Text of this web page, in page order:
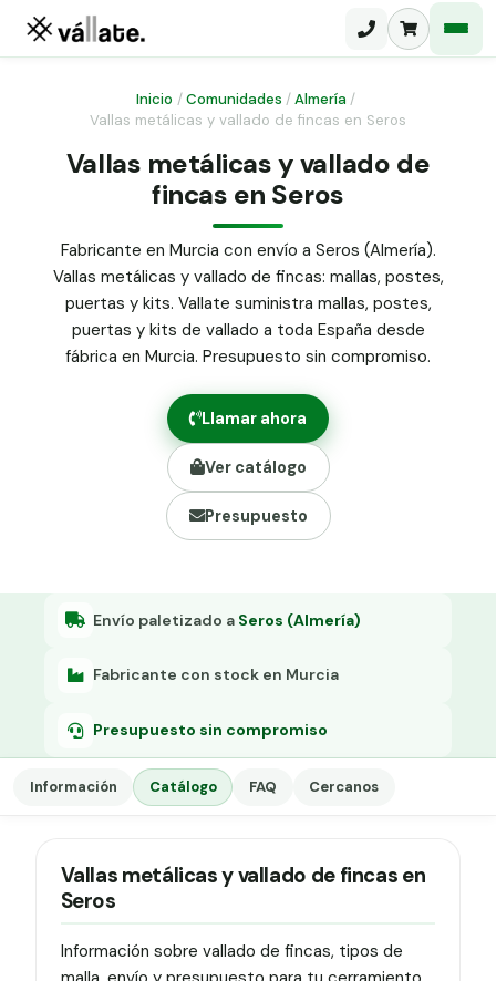
Malla ganadera
Malla simple torsión
Malla triple torsión
Panel malla H.
Puerta abatible dos hojas
Puerta acceso peatonal
Poste malla Hércules
Poste malla simple torsión
Alambre de espino galvanizado
Alambre liso galvanizado
Malla ocultación 70 g/m² verde
Abrazadera PVC malla H.
Grapa malla H.
Inicio /Comunidades /Almería /
Vallas metálicas y vallado de fincas en Seros
Vallas metálicas y vallado de
fincas en Seros
Fabricante en Murcia con envío a Seros (Almería).
Vallas metálicas y vallado de fincas: mallas, postes,
puertas y kits. Vallate suministra mallas, postes,
puertas y kits de vallado a toda España desde
fábrica en Murcia. Presupuesto sin compromiso.
Llamar ahora
Ver catálogo
Presupuesto
Envío paletizado a Seros (Almería)
Fabricante con stock en Murcia
Presupuesto sin compromiso
Información Catálogo FAQ Cercanos
Vallas metálicas y vallado de fincas en
Seros
Información sobre vallado de fincas, tipos de